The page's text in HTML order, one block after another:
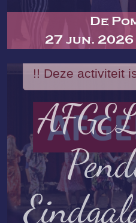
De
27 jun. 2026
!! Deze activiteit